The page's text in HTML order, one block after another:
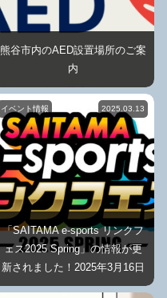
熊谷市内のAED設置場所のご案
内
イベント情報 2025.03.13
「SAITAMA e-sports リンクフ
ェス2025 Spring」の情報が更
新されました！2025年3月16日